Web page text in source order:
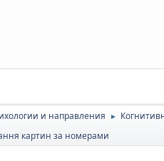
и направления ►
картин за номерами